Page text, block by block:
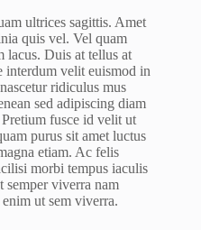
ultrices sagittis. Amet
quis vel. Vel quam
lacus. Duis at tellus at
interdum velit euismod in
ridiculus mus
sed adipiscing diam
fusce id velit ut
purus sit amet luctus
etiam. Ac felis
morbi tempus iaculis
semper viverra nam
ut sem viverra.